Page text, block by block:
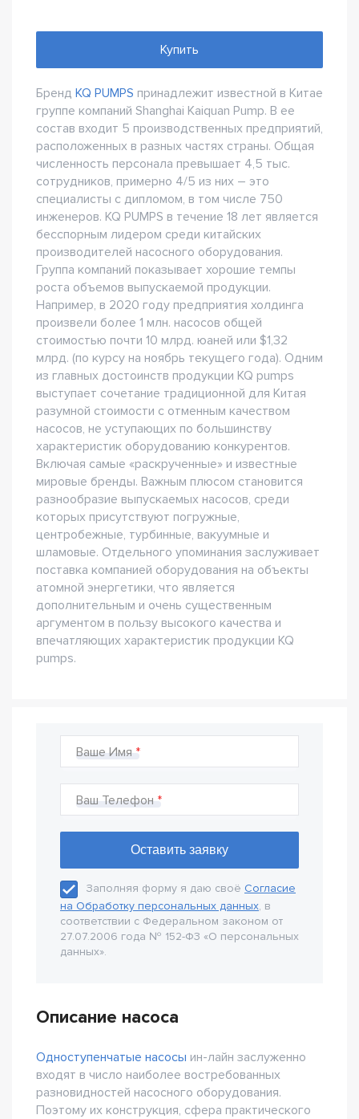
Купить
Бренд KQ PUMPS принадлежит известной в Китае
группе компаний Shanghai Kaiquan Pump. В ее
состав входит 5 производственных предприятий,
расположенных в разных частях страны. Общая
численность персонала превышает 4,5 тыс.
сотрудников, примерно 4/5 из них – это
специалисты с дипломом, в том числе 750
инженеров. KQ PUMPS в течение 18 лет является
бесспорным лидером среди китайских
производителей насосного оборудования.
Группа компаний показывает хорошие темпы
роста объемов выпускаемой продукции.
Например, в 2020 году предприятия холдинга
произвели более 1 млн. насосов общей
стоимостью почти 10 млрд. юаней или $1,32
млрд. (по курсу на ноябрь текущего года). Одним
из главных достоинств продукции KQ pumps
выступает сочетание традиционной для Китая
разумной стоимости с отменным качеством
насосов, не уступающих по большинству
характеристик оборудованию конкурентов.
Включая самые «раскрученные» и известные
мировые бренды. Важным плюсом становится
разнообразие выпускаемых насосов, среди
которых присутствуют погружные,
центробежные, турбинные, вакуумные и
шламовые. Отдельного упоминания заслуживает
поставка компанией оборудования на объекты
атомной энергетики, что является
дополнительным и очень существенным
аргументом в пользу высокого качества и
впечатляющих характеристик продукции KQ
pumps.
Ваше Имя
Ваш Телефон
Заполняя форму я даю своё Согласие
на Обработку персональных данных, в
соответствии с Федеральном законом от
27.07.2006 года № 152-Ф3 «О персональных
данных».
Описание насоса
Одноступенчатые насосы ин-лайн заслуженно
входят в число наиболее востребованных
разновидностей насосного оборудования.
Поэтому их конструкция, сфера практического